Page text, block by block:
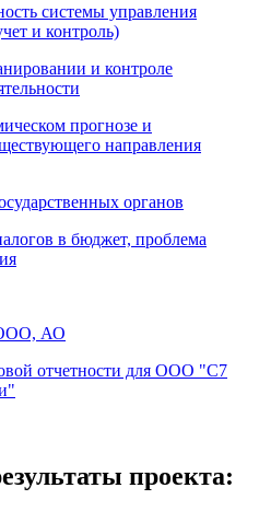
системы управления
и контроль)
и контроле
прогнозе и
направления
органов
в бюджет, проблема
ООО, АО
отчетности для ООО "С7
проекта: